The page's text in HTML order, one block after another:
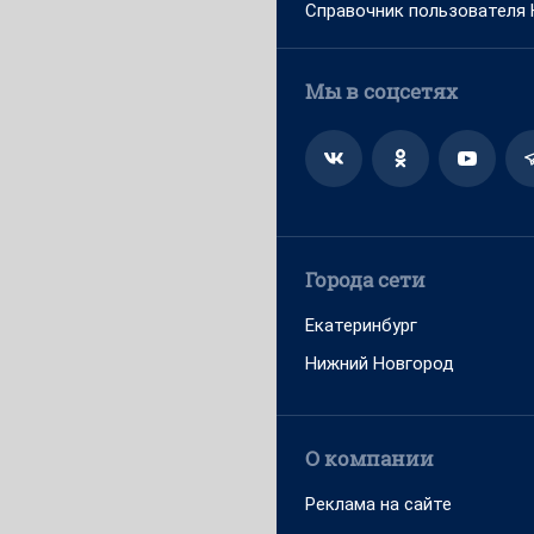
Справочник пользователя
Мы в соцсетях
Города сети
Екатеринбург
Нижний Новгород
О компании
Реклама на сайте